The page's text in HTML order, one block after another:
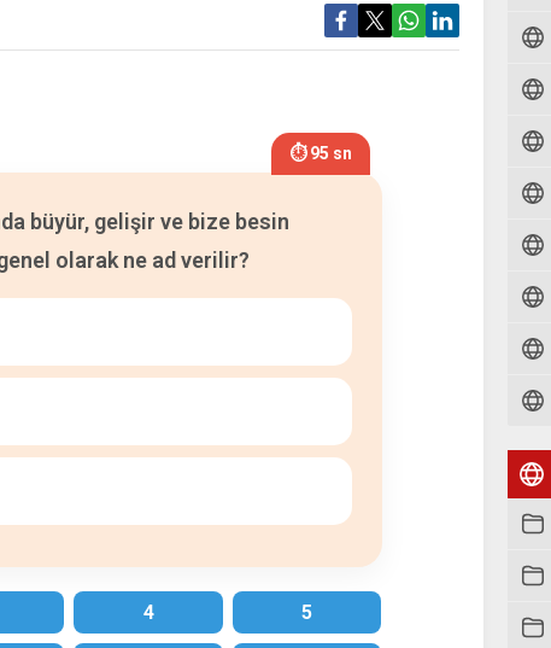
⏱ 94 sn
büyür, gelişir ve bize besin
olarak ne ad verilir?
4 5